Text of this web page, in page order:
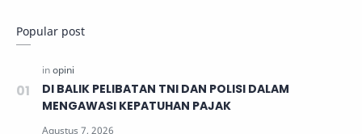
Popular post
DI BALIK PELIBATAN TNI DAN POLISI DALAM
MENGAWASI KEPATUHAN PAJAK